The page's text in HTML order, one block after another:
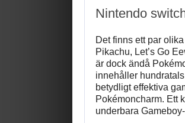
Nintendo
Det finns ett par
Pikachu, Let’s Go
är dock ändå
innehåller
betydligt effektiva
Pokémoncharm. Ett
underbara